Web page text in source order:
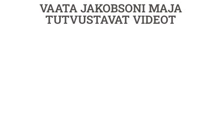
VAATA JAKOBSONI MAJA
TUTVUSTAVAT VIDEOT